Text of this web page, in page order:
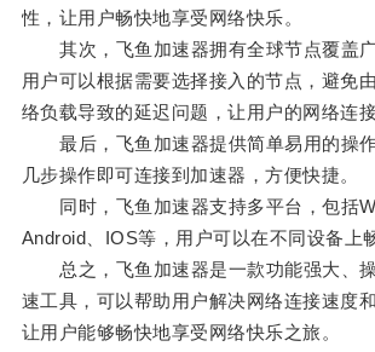
性，让用户畅快地享受网络快乐。
其次，飞鱼加速器拥有全球节点覆盖广
用户可以根据需要选择接入的节点，避免
络负载导致的延迟问题，让用户的网络连
最后，飞鱼加速器提供简单易用的操
几步操作即可连接到加速器，方便快捷。
同时，飞鱼加速器支持多平台，包括
Android、IOS等，用户可以在不同设备上
总之，飞鱼加速器是一款功能强大、
速工具，可以帮助用户解决网络连接速度
让用户能够畅快地享受网络快乐之旅。